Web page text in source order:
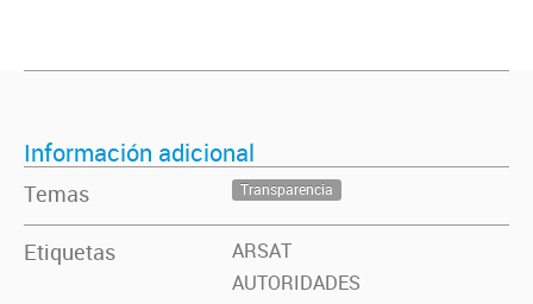
Información adicional
Temas Transparencia
Etiquetas
ARSAT
AUTORIDADES